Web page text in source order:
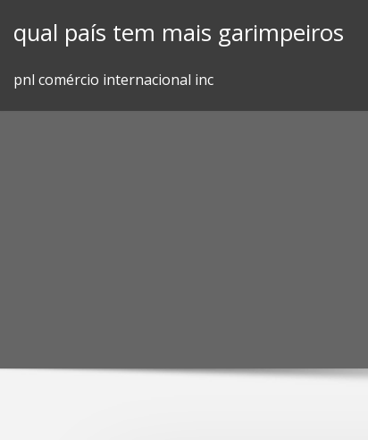
qual país tem mais garimpeiros
pnl comércio internacional inc